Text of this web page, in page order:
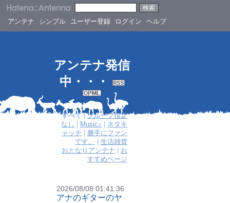
アンテナ シンプル ユーザー登録 ログイン ヘルプ
アンテナ発信
中・・・
すべて|グループ指定
なし
Music♪
ネタキ
ャッチ
勝手にファン
です。
生活雑貨
おとなりアンテナ
お
すすめページ
2026/08/08 01:41:36
アナのギターのヤ